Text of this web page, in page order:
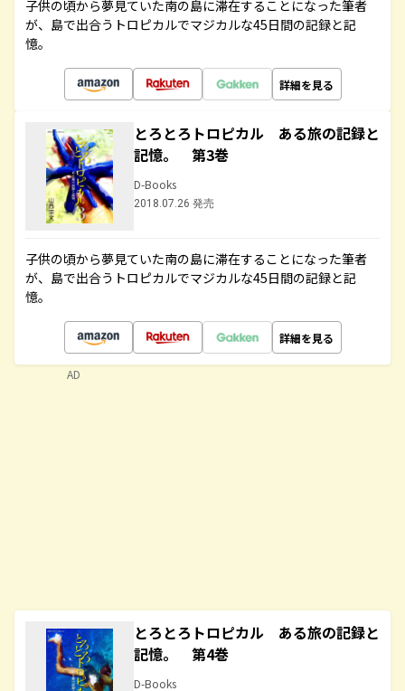
子供の頃から夢見ていた南の島に滞在することになった筆者
が、島で出合うトロピカルでマジカルな45日間の記録と記
憶。
詳細を見る
とろとろトロピカル ある旅の記録と
記憶。 第3巻
D-Books
2018.07.26 発売
子供の頃から夢見ていた南の島に滞在することになった筆者
が、島で出合うトロピカルでマジカルな45日間の記録と記
憶。
詳細を見る
とろとろトロピカル ある旅の記録と
記憶。 第4巻
D-Books
AD